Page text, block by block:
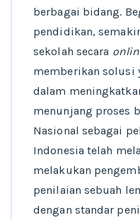
berbagai bidang.
pendidikan,
sekolah secara
memberikan solusi
dalam
menunjang proses
Nasional sebagai
Indonesia telah
melakukan
penilaian sebuah
dengan standar